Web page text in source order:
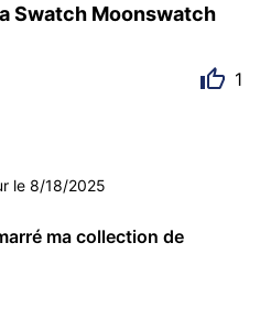
Swatch Moonswatch
1
le 8/18/2025
ma collection de